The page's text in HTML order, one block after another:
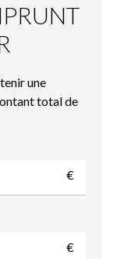
une
total de
€
€